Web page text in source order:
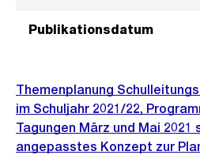
Publikationsdatum
Themenplanung
im Schuljahr 2021/22,
Tagungen März und Mai 2021
angepasstes Konzept zur